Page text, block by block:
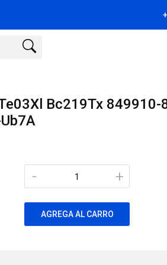
Bc219Tx 849910-
+
-
AGREGA AL CARRO